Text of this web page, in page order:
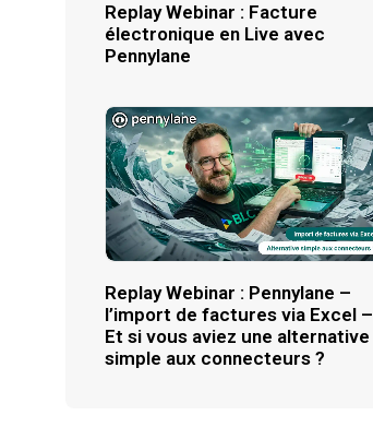
Replay Webinar : Facture
électronique en Live avec
Pennylane
Replay Webinar : Pennylane –
l’import de factures via Excel –
Et si vous aviez une alternative
simple aux connecteurs ?